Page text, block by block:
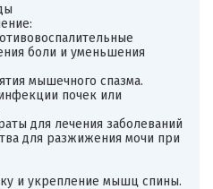
боли и уменьшения
мышечного спазма.
почек или
для лечения заболеваний
для разжижения мочи при
и укрепление мышц спины.